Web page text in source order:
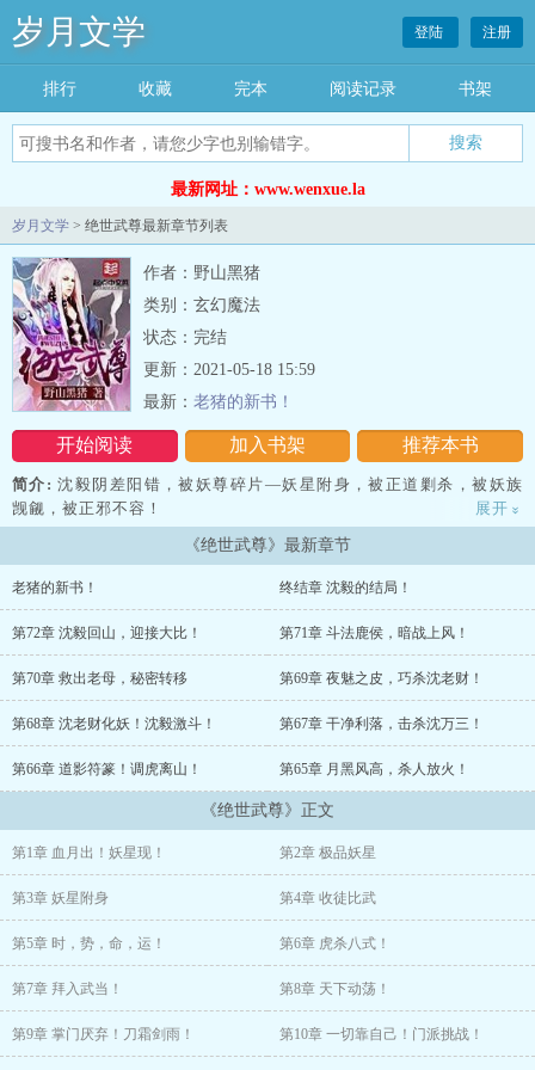
岁月文学 登陆 注册
排行 收藏 完本 阅读记录 书架
最新网址：www.wenxue.la
岁月文学 > 绝世武尊最新章节列表
作者：野山黑猪
类别：玄幻魔法
状态：完结
开始阅读 加入书架 推荐本书
更新：2021-05-18 15:59
最新： 老猪的新书！
简介: 沈毅阴差阳错，被妖尊碎片—妖星附身，被正道剿杀，被妖族
觊觎，被正邪不容！
时也，势也，命也，运也。奈何？
他的妖星之力，可控制时间流速。他修炼一天，可以当别人修炼十
天！
我，便是绝世武尊！
已有《神级反派》《无限之美剧空间》两本作品。累计字数超千万，
收藏超20万，写书两年半，年节病倒，从无断更请假，节操满满，请
大家放心入坑。请关注老猪的微信公众号“野山上的黑猪”，有内容每
天更新
作者自定义标签: 凡人流 坚毅 位面 宅男
展开 »
《绝世武尊》最新章节
老猪的新书！ 终结章 沈毅的结局！
第72章 沈毅回山，迎接大比！ 第71章 斗法鹿侯，暗战上风！
第70章 救出老母，秘密转移 第69章 夜魅之皮，巧杀沈老财！
第68章 沈老财化妖！沈毅激斗！ 第67章 干净利落，击杀沈万三！
第66章 道影符篆！调虎离山！ 第65章 月黑风高，杀人放火！
《绝世武尊》正文
第1章 血月出！妖星现！ 第2章 极品妖星
第3章 妖星附身 第4章 收徒比武
第5章 时，势，命，运！ 第6章 虎杀八式！
第7章 拜入武当！ 第8章 天下动荡！
第9章 掌门厌弃！刀霜剑雨！ 第10章 一切靠自己！门派挑战！